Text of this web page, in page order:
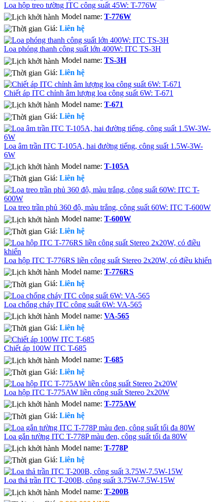
Loa hộp treo tường ITC công suất 45W: T-776W
Model name: T-776W
Giá: Liên hệ
Loa phóng thanh công suất lớn 400W: ITC TS-3H
Model name: TS-3H
Giá: Liên hệ
Chiết áp ITC chỉnh âm lượng loa công suất 6W: T-671
Model name: T-671
Giá: Liên hệ
Loa âm trần ITC T-105A, hai đường tiếng, công suất 1.5W-3W-
6W
Model name: T-105A
Giá: Liên hệ
Loa treo trần phủ 360 độ, màu trắng, công suất 60W: ITC T-600W
Model name: T-600W
Giá: Liên hệ
Loa hộp ITC T-776RS liền công suất Stereo 2x20W, có điều khiển
Model name: T-776RS
Giá: Liên hệ
Loa chống cháy ITC công suất 6W: VA-565
Model name: VA-565
Giá: Liên hệ
Chiết áp 100W ITC T-685
Model name: T-685
Giá: Liên hệ
Loa hộp ITC T-775AW liền công suất Stereo 2x20W
Model name: T-775AW
Giá: Liên hệ
Loa gắn tường ITC T-778P màu đen, công suất tối đa 80W
Model name: T-778P
Giá: Liên hệ
Loa thả trần ITC T-200B, công suất 3.75W-7.5W-15W
Model name: T-200B